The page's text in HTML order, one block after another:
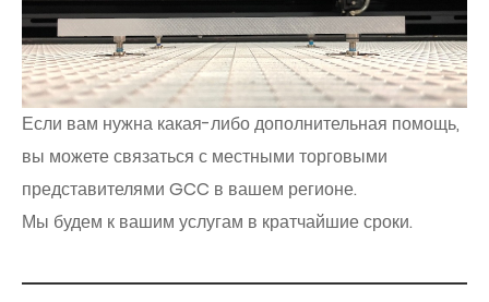
Если вам нужна какая-либо дополнительная помощь,
вы можете связаться с местными торговыми
представителями GCC в вашем регионе.
Мы будем к вашим услугам в кратчайшие сроки.